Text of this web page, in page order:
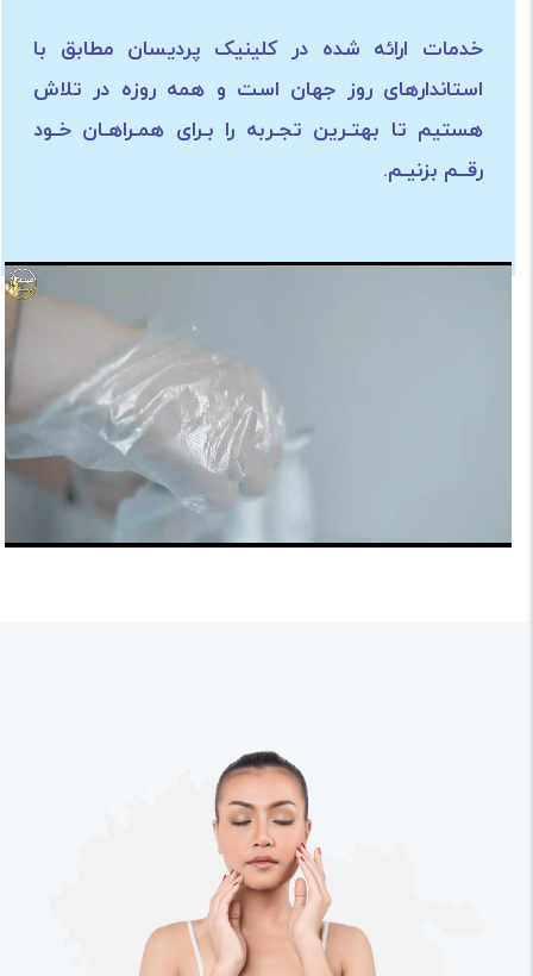
خدمات ارائه شده در کلینیک پردیسان مطابق با
استاندارهای روز جهان است و همه روزه در تلاش
هستیم تا بهتـرین تجـربه را بـرای همـراهـان خـود
رقــم بزنیـم.